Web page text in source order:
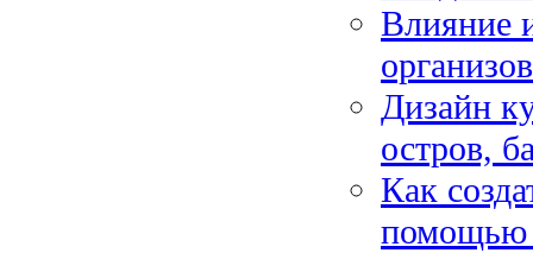
Влияние
Дизайн
остров,
Как
помощью